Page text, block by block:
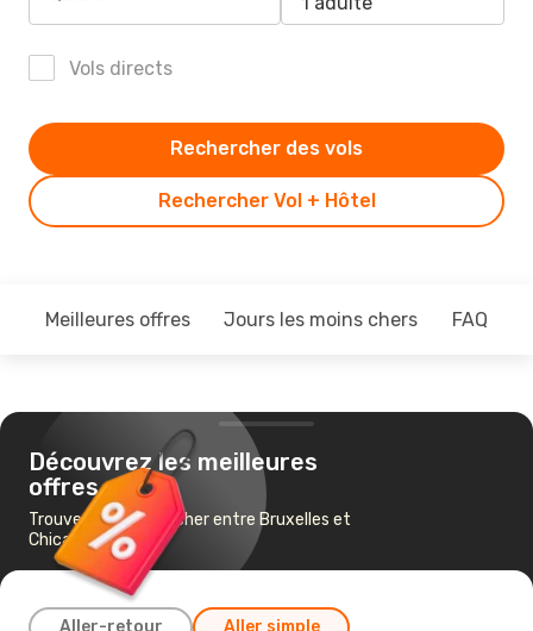
Vols directs
Rechercher Vol + Hôtel
Rechercher des vols
Meilleures offres Jours les moins chers FAQ
Découvrez les meilleures
offres
Trouvez un vol pas cher entre Bruxelles et
Chicago
Aller-retour Aller simple